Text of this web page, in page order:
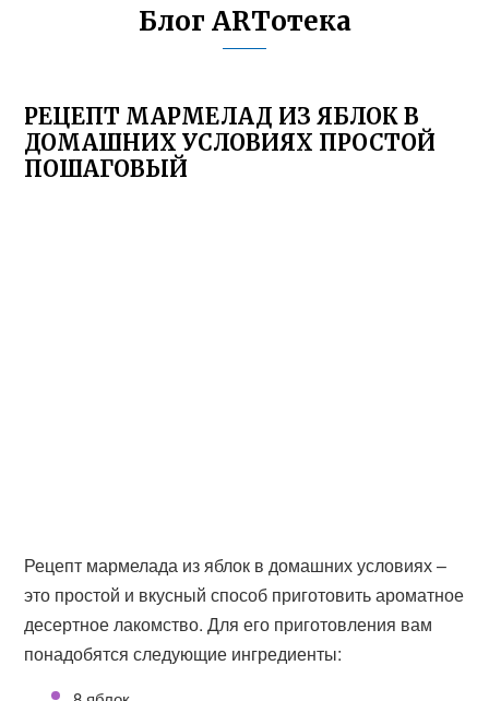
Блог ARTотека
РЕЦЕПТ МАРМЕЛАД ИЗ ЯБЛОК В
ДОМАШНИХ УСЛОВИЯХ ПРОСТОЙ
ПОШАГОВЫЙ
Рецепт мармелада из яблок в домашних условиях –
это простой и вкусный способ приготовить ароматное
десертное лакомство. Для его приготовления вам
понадобятся следующие ингредиенты: